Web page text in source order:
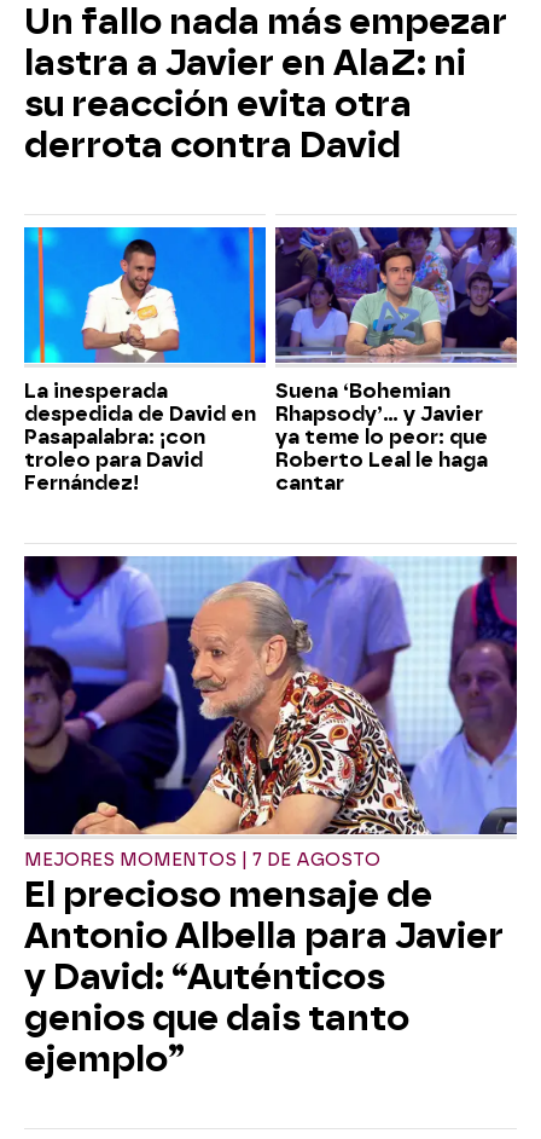
Un fallo nada más empezar
lastra a Javier en AlaZ: ni
su reacción evita otra
derrota contra David
La inesperada
despedida de David en
Pasapalabra: ¡con
troleo para David
Fernández!
Suena ‘Bohemian
Rhapsody’... y Javier
ya teme lo peor: que
Roberto Leal le haga
cantar
MEJORES MOMENTOS | 7 DE AGOSTO
El precioso mensaje de
Antonio Albella para Javier
y David: “Auténticos
genios que dais tanto
ejemplo”